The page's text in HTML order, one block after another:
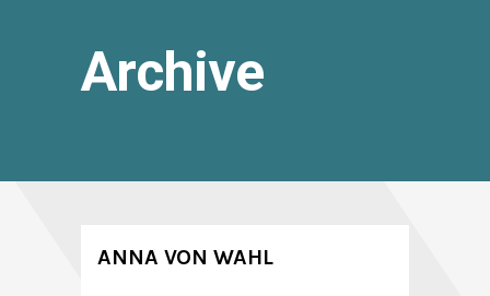
Archive
ANNA VON WAHL